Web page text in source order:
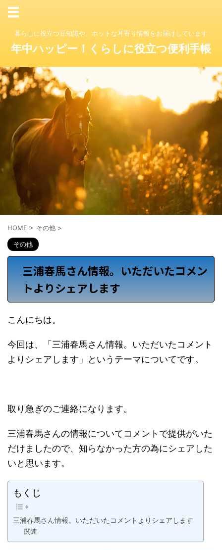
暮らしに役立つ豆知識や、ホットな耳寄り情報をお届けしています
年中ハッピー！くらしに役立つ便利手帳
HOME > その他 >
その他
三浦春馬さん情報。いただいたコメン
トよりシェアします
こんにちは。
今回は、「三浦春馬さん情報。いただいたコメント
よりシェアします」というテーマについてです。
取り急ぎのご連絡になります。
三浦春馬さんの情報についてコメントで提供がいた
だけましたので、知らなかった方の為にシェアした
いと思います。
もくじ
三浦春馬さん情報。いただいたコメントよりシェアします
関連